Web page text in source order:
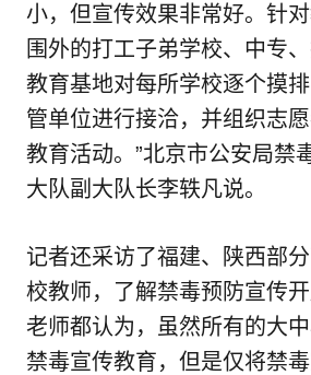
小，但宣传效果非常好。针
围外的打工子弟学校、中专
教育基地对每所学校逐个摸
管单位进行接洽，并组织志
教育活动。”北京市公安局禁
大队副大队长李轶凡说。
记者还采访了福建、陕西部
校教师，了解禁毒预防宣传
老师都认为，虽然所有的大
禁毒宣传教育，但是仅将禁